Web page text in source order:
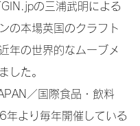
の三浦武明による
の本場英国のクラフト
年の世界的なムーブメ
した。
／国際食品・飲料
年より毎年開催している